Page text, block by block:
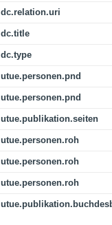
dc.relation.uri
dc.title
dc.type
utue.personen.pnd
utue.personen.pnd
utue.publikation.seiten
utue.personen.roh
utue.personen.roh
utue.personen.roh